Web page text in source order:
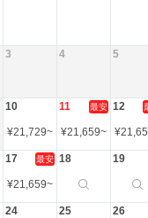
3 4 5
10
¥21,729~
11 最安
¥21,659~
12
¥
17 最安
¥21,659~
18 19
24 25 26